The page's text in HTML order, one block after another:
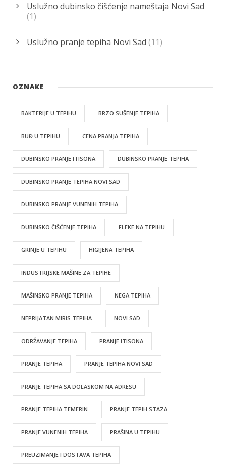
Uslužno dubinsko čišćenje nameštaja Novi Sad
(1)
Uslužno pranje tepiha Novi Sad (11)
OZNAKE
BAKTERIJE U TEPIHU BRZO SUŠENJE TEPIHA
BUĐ U TEPIHU CENA PRANJA TEPIHA
DUBINSKO PRANJE ITISONA DUBINSKO PRANJE TEPIHA
DUBINSKO PRANJE TEPIHA NOVI SAD
DUBINSKO PRANJE VUNENIH TEPIHA
DUBINSKO ČIŠĆENJE TEPIHA FLEKE NA TEPIHU
GRINJE U TEPIHU HIGIJENA TEPIHA
INDUSTRIJSKE MAŠINE ZA TEPIHE
MAŠINSKO PRANJE TEPIHA NEGA TEPIHA
NEPRIJATAN MIRIS TEPIHA NOVI SAD
ODRŽAVANJE TEPIHA PRANJE ITISONA
PRANJE TEPIHA PRANJE TEPIHA NOVI SAD
PRANJE TEPIHA SA DOLASKOM NA ADRESU
PRANJE TEPIHA TEMERIN PRANJE TEPIH STAZA
PRANJE VUNENIH TEPIHA PRAŠINA U TEPIHU
PREUZIMANJE I DOSTAVA TEPIHA